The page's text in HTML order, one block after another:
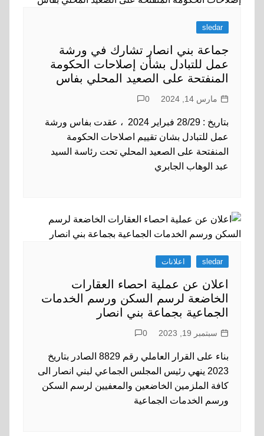
sledar
جماعة بني انصار تشارك في ورشة
عمل للتبادل بشأن إصلاحات الحكومة
المنفتحة على الصعيد المحلي بفاس
مارس 14, 2024 0
بتاريخ : 28/29 فبراير 2024 ، عقدت بفاس ورشة
عمل للتبادل بشان تقييم اصلاحات الحكومة
المنفتحة على الصعيد المحلي تحت رئاسة السيد
عبد الوهاب الجابري
sledar اعلانات
اعلان عن عملية احصاء العقارات
الخاضعة لرسم السكن ورسم الخدمات
الجماعية بجماعة بني انصار
سبتمبر 19, 2023 0
بناء على القرار العاملي رقم 8829 الصادر بتاريخ
2023 ينهي رئيس المجلس الجماعي لبني انصار الى
كافة الملزمين الخاضعين والمعفيين لرسم السكن
ورسم الخدمات الجماعية